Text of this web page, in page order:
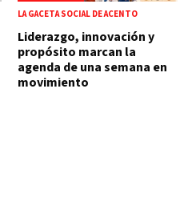
LA GACETA SOCIAL DE ACENTO
Liderazgo, innovación y
propósito marcan la
agenda de una semana en
movimiento